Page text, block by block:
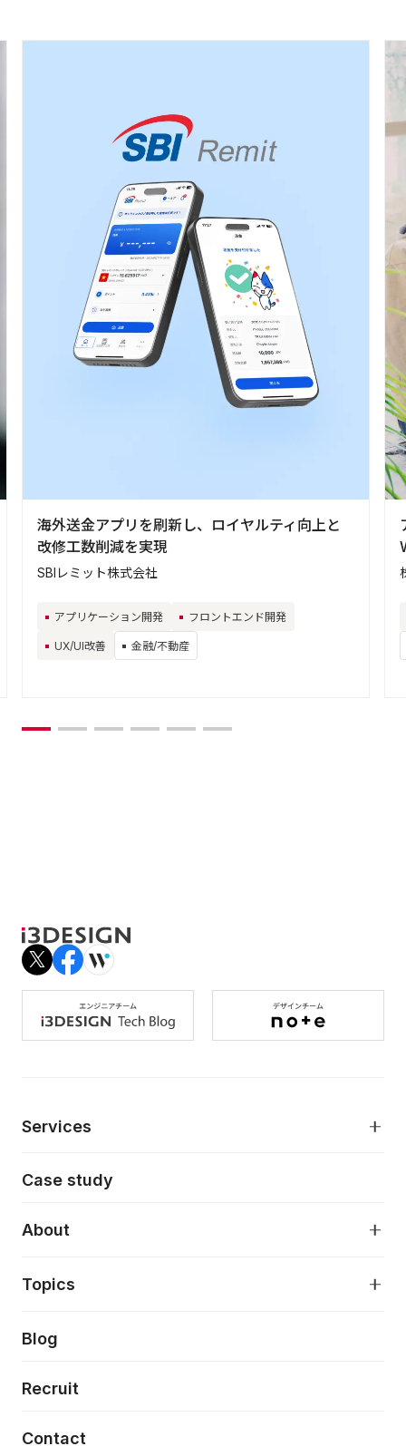
海外送金アプリを刷新し、ロイヤルティ向上と
改修工数削減を実現
SBIレミット株式会社
アプリケーション開発 フロントエンド開発
UX/UI改善 金融/不動産
Services
AI駆動開発支援
モダナイゼーション
特徴量エンジニアリングと生成AI
デジタルプロダクトデザイン
デザインシステム構築支援
フロントエンド開発
Case study
About
About
当社が目指しているもの
Topics
Press release
News
Event/Seminer
Blog
Recruit
Contact